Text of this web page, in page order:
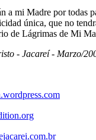
a mi Madre por todas
única, que no
de Lágrimas de Mi
- Jacareí - Marzo/